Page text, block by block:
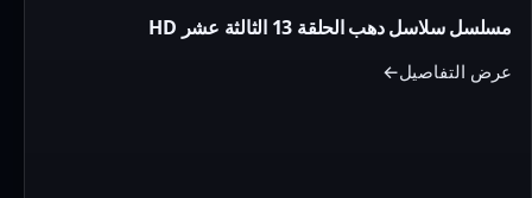
مسلسل سلاسل دهب الحلقة 13 الثالثة عشر HD
عرض التفاصيل